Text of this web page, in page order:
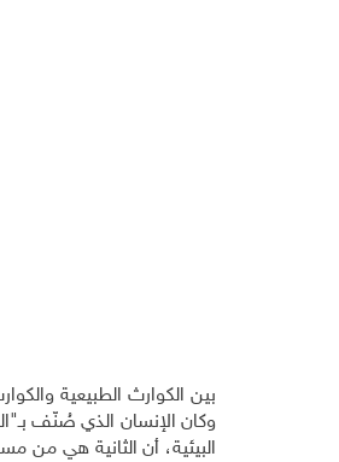
بين الكوارث الطبيعية
وكان الإنسان الذي صُنّف
البيئية، أن الثانية هي من